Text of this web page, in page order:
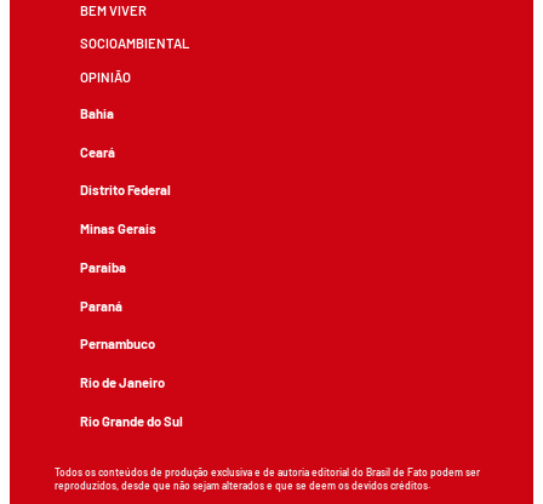
BEM VIVER
SOCIOAMBIENTAL
OPINIÃO
Bahia
Ceará
Distrito Federal
Minas Gerais
Paraíba
Paraná
Pernambuco
Rio de Janeiro
Rio Grande do Sul
Todos os conteúdos de produção exclusiva e de autoria editorial do Brasil de Fato podem ser
reproduzidos, desde que não sejam alterados e que se deem os devidos créditos.